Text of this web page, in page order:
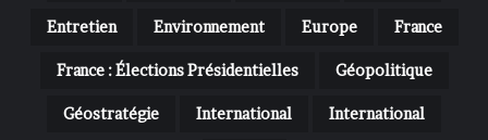
Entretien Environnement Europe France
France : Élections Présidentielles Géopolitique
Géostratégie International International